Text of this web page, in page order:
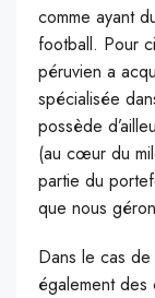
comme ayant
football. Pour
péruvien a
spécialisée
possède
(au cœur du
partie du
que nous
Dans le cas
également des